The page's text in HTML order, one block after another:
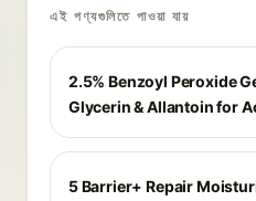
এই পণ্যগুলিতে পাওয়া যায়
2.5% Benzoyl Peroxide
Glycerin & Allantoin for
5 Barrier+ Repair